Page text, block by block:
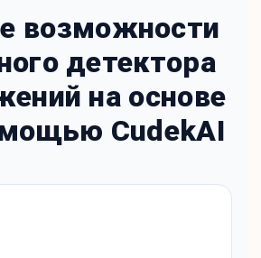
возможности
детектора
на основе
CudekAI